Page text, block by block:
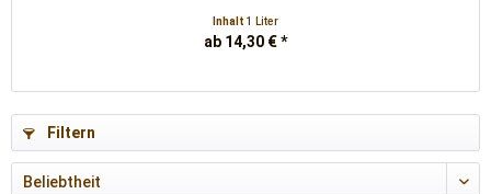
Inhalt 1 Liter
ab 14,30 € *
Filtern